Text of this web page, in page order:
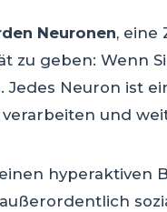
Neuronen, eine
zu geben: Wenn
Jedes Neuron ist
und